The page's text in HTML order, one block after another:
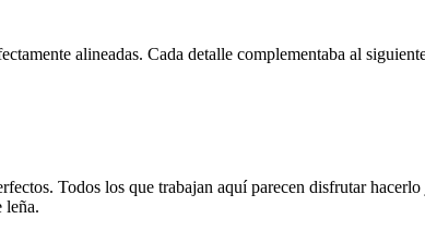
alineadas. Cada detalle complementaba al
Todos los que trabajan aquí parecen disfrutar
leña.